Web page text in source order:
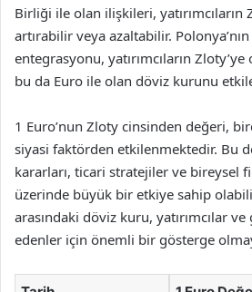
Birliği ile olan ilişkileri, yatırımcıların
artırabilir veya azaltabilir.
entegrasyonu, yatırımcıların
bu da Euro ile olan döviz kurunu
1 Euro’nun Zloty cinsinden değeri,
siyasi faktörden etkilenmektedir. Bu
kararları, ticari stratejiler ve bireysel
üzerinde büyük bir etkiye sahip
arasındaki döviz kuru, yatırımcılar
edenler için önemli bir gösterge